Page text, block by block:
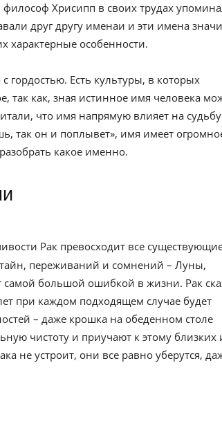
Хрисипп в своих трудах
друг другу именаи и эти имена
характерные особенности.
гордостью. Есть культуры, в которых
так как, зная истинное имя человека
что имя напрямую влияет на судьбу
так он и поплывет», имя имеет
какое именно.
Рак превосходит все
переживаний и сомнений – Луны,
самой большой ошибкой в жизни. Рак
при каждом подходящем случае будет
– даже крошка на обеденном столе
чистоту и приучают к этому близких
не устроит, они все равно уберутся,